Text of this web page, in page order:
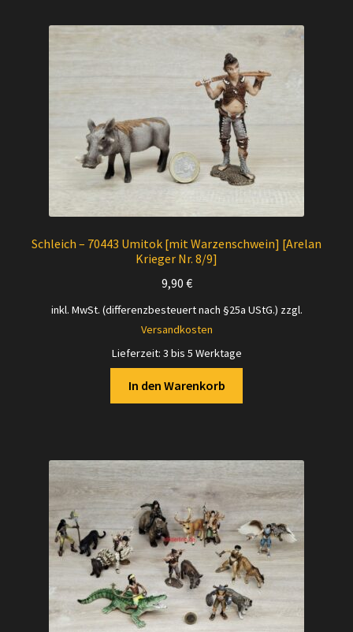
Schleich – 70443 Umitok [mit Warzenschwein] [Arelan
Krieger Nr. 8/9]
9,90 €
inkl. MwSt. (differenzbesteuert nach §25a UStG.) zzgl.
Versandkosten
Lieferzeit: 3 bis 5 Werktage
In den Warenkorb